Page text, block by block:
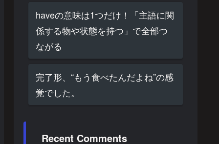
haveの意味は1つだけ！「主語に関
係する物や状態を持つ」で全部つ
ながる
完了形、“もう食べたんだよね”の感
覚でした。
Recent Comments